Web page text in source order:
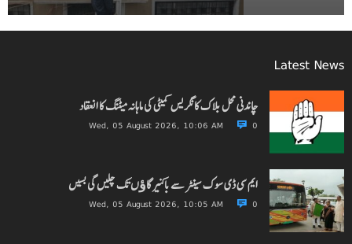
Latest News
چاندنی محل بلاک کانگریس کمیٹی کی ماہانہ میٹنگ کا انعقاد
Wed, 05 August 2026, 10:06 AM 0
ایم سی ڈی سوک سینٹر سے باکنیر گاﺅں تک چلیں گی بسیں
Wed, 05 August 2026, 10:05 AM 0